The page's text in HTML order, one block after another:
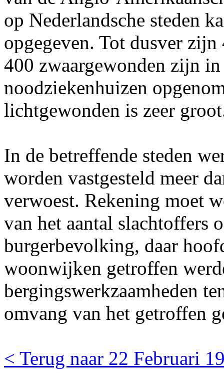
op Nederlandsche steden
opgegeven. Tot dusver
400 zwaargewonden zijn
noodziekenhuizen
lichtgewonden is zeer
In de betreffende steden
worden vastgesteld meer
verwoest. Rekening moet
van het aantal slachtoffers
burgerbevolking, daar
woonwijken getroffen
bergingswerkzaamheden
omvang van het getroffen
< Terug naar 22 Februari